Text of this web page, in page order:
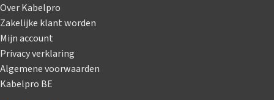
Over Kabelpro
Zakelijke klant worden
Mijn account
Privacy verklaring
Algemene voorwaarden
Kabelpro BE